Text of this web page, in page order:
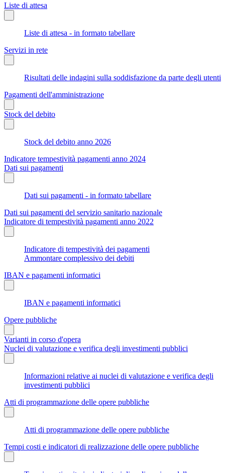
Liste di attesa
Liste di attesa - in formato tabellare
Servizi in rete
Risultati delle indagini sulla soddisfazione da parte degli utenti
Pagamenti dell'amministrazione
Stock del debito
Stock del debito anno 2026
Indicatore tempestività pagamenti anno 2024
Dati sui pagamenti
Dati sui pagamenti - in formato tabellare
Dati sui pagamenti del servizio sanitario nazionale
Indicatore di tempestività pagamenti anno 2022
Indicatore di tempestività dei pagamenti
Ammontare complessivo dei debiti
IBAN e pagamenti informatici
IBAN e pagamenti informatici
Opere pubbliche
Varianti in corso d'opera
Nuclei di valutazione e verifica degli investimenti pubblici
Informazioni relative ai nuclei di valutazione e verifica degli
investimenti pubblici
Atti di programmazione delle opere pubbliche
Atti di programmazione delle opere pubbliche
Tempi costi e indicatori di realizzazione delle opere pubbliche